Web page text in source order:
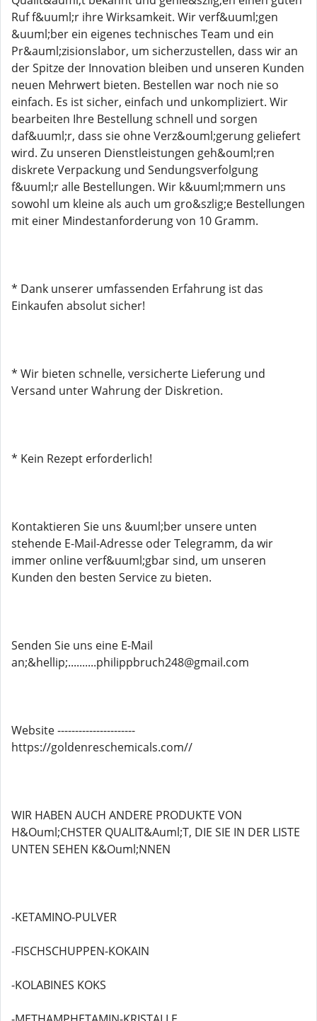
Ruf f&uuml;r ihre Wirksamkeit. Wir verf&uuml;gen
&uuml;ber ein eigenes technisches Team und ein
Pr&auml;zisionslabor, um sicherzustellen, dass wir an
der Spitze der Innovation bleiben und unseren Kunden
neuen Mehrwert bieten. Bestellen war noch nie so
einfach. Es ist sicher, einfach und unkompliziert. Wir
bearbeiten Ihre Bestellung schnell und sorgen
daf&uuml;r, dass sie ohne Verz&ouml;gerung geliefert
wird. Zu unseren Dienstleistungen geh&ouml;ren
diskrete Verpackung und Sendungsverfolgung
f&uuml;r alle Bestellungen. Wir k&uuml;mmern uns
sowohl um kleine als auch um gro&szlig;e Bestellungen
mit einer Mindestanforderung von 10 Gramm.
* Dank unserer umfassenden Erfahrung ist das
Einkaufen absolut sicher!
* Wir bieten schnelle, versicherte Lieferung und
Versand unter Wahrung der Diskretion.
* Kein Rezept erforderlich!
Kontaktieren Sie uns &uuml;ber unsere unten
stehende E-Mail-Adresse oder Telegramm, da wir
immer online verf&uuml;gbar sind, um unseren
Kunden den besten Service zu bieten.
Senden Sie uns eine E-Mail
an;&hellip;..........philippbruch248@gmail.com
Website ----------------------
https://goldenreschemicals.com//
WIR HABEN AUCH ANDERE PRODUKTE VON
H&Ouml;CHSTER QUALIT&Auml;T, DIE SIE IN DER LISTE
UNTEN SEHEN K&Ouml;NNEN
-KETAMINO-PULVER
-FISCHSCHUPPEN-KOKAIN
-KOLABINES KOKS